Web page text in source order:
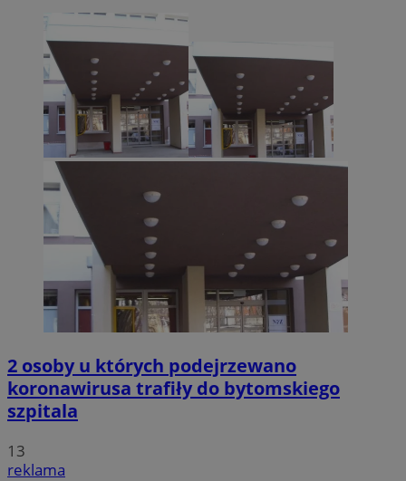
2 osoby u których podejrzewano
koronawirusa trafiły do bytomskiego
szpitala
13
reklama